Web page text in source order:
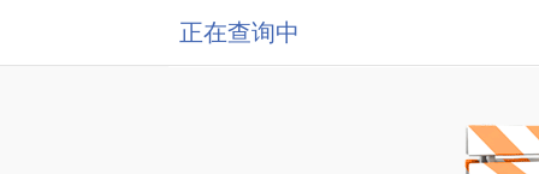
正在查询中